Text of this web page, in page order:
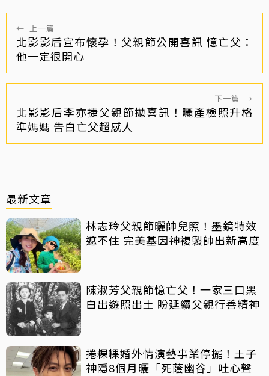
← 上一篇
北影影后宣布懷孕！父親節公開喜訊 憶亡父：
他一定很開心
下一篇 →
北影影后李亦捷父親節拋喜訊！曬產檢照升格
準媽媽 告白亡父超感人
最新文章
林志玲父親節曬帥兒照！墨鏡特效
遮不住 完美基因神複製帥出新高度
陳淑芳父親節憶亡父！一家三口黑
白出遊照出土 盼延續父親行善精神
捲粿粿婚外情演藝事業停擺！王子
神隱8個月曬「死蔭幽谷」吐心聲